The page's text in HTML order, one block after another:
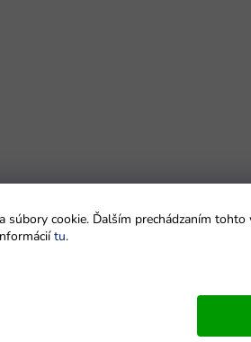
súbory cookie. Ďalším prechádzaním
tu.